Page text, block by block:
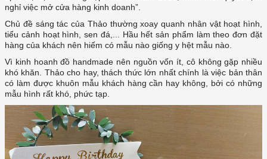
nghỉ việc mở cửa hàng kinh doanh”.
Chủ đề sáng tác của Thảo thường xoay quanh nhân vật hoạt hình,
tiểu cảnh hoạt hình, sen đá,... Hầu hết sản phẩm làm theo đơn đặt
hàng của khách nên hiếm có mẫu nào giống y hệt mẫu nào.
Vì kinh hoanh đồ handmade nên nguồn vốn ít, cô không gặp nhiều
khó khăn. Thảo cho hay, thách thức lớn nhất chính là việc bản thân
có làm được khuôn mẫu khách hàng cần hay không, bởi có những
mẫu hình rất khó, phức tạp.